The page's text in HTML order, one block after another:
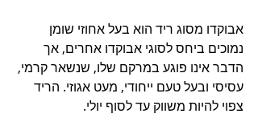
אבוקדו מסוג ריד הוא בעל אחוזי שומן
נמוכים ביחס לסוגי אבוקדו אחרים, אך
הדבר אינו פוגע במרקם שלו, שנשאר קרמי,
עסיסי ובעל טעם ייחודי, מעט אגוזי. הריד
צפוי להיות משווק עד לסוף יולי.